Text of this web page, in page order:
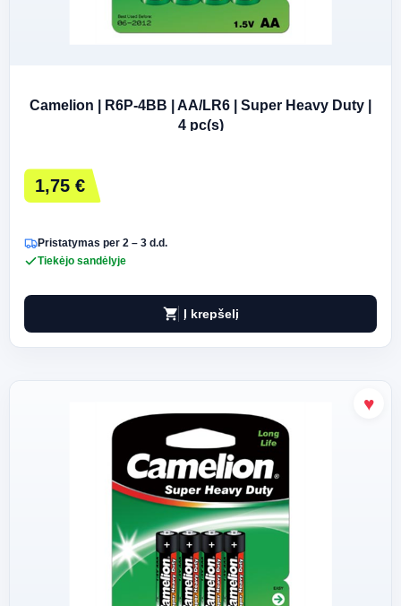
Camelion | R6P-4BB | AA/LR6 | Super Heavy Duty |
4 pc(s)
1,75 €
Pristatymas per 2 – 3 d.d.
Tiekėjo sandėlyje
shopping_cart Į krepšelį